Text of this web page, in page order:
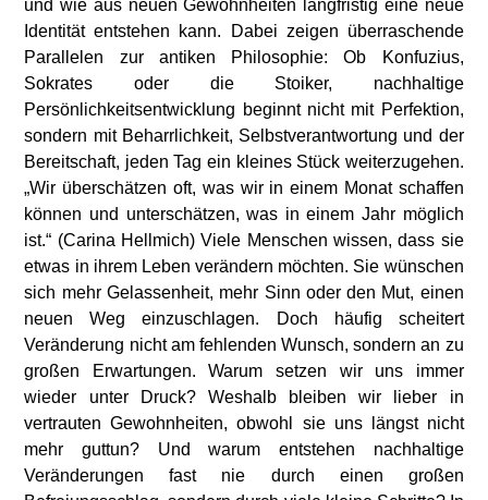
und wie aus neuen Gewohnheiten langfristig eine neue
Identität entstehen kann. Dabei zeigen überraschende
Parallelen zur antiken Philosophie: Ob Konfuzius,
Sokrates oder die Stoiker, nachhaltige
Persönlichkeitsentwicklung beginnt nicht mit Perfektion,
sondern mit Beharrlichkeit, Selbstverantwortung und der
Bereitschaft, jeden Tag ein kleines Stück weiterzugehen.
„Wir überschätzen oft, was wir in einem Monat schaffen
können und unterschätzen, was in einem Jahr möglich
ist.“ (Carina Hellmich) Viele Menschen wissen, dass sie
etwas in ihrem Leben verändern möchten. Sie wünschen
sich mehr Gelassenheit, mehr Sinn oder den Mut, einen
neuen Weg einzuschlagen. Doch häufig scheitert
Veränderung nicht am fehlenden Wunsch, sondern an zu
großen Erwartungen. Warum setzen wir uns immer
wieder unter Druck? Weshalb bleiben wir lieber in
vertrauten Gewohnheiten, obwohl sie uns längst nicht
mehr guttun? Und warum entstehen nachhaltige
Veränderungen fast nie durch einen großen